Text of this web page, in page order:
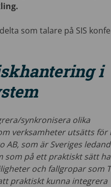
som talare på SIS
i
synkronisera olika
verksamheter utsätts för
AB, som är Sveriges
som på ett praktiskt sätt
och fallgropar som
praktiskt kunna integrera